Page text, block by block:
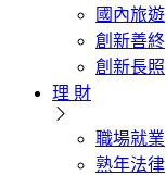
國內旅遊
創新善終
創新長照
理 財
職場就業
熟年法律